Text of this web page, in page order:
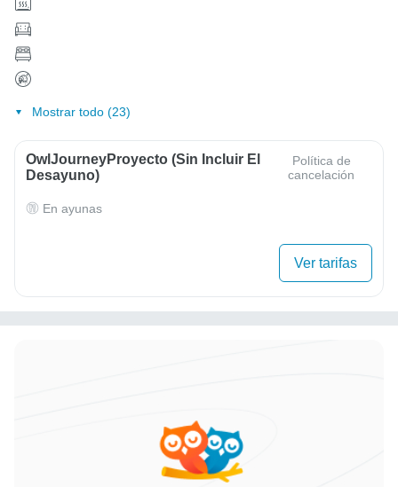
Mostrar todo (23)
OwlJourneyProyecto (sin Incluir El
Desayuno)
Política de
cancelación
En ayunas
Ver tarifas